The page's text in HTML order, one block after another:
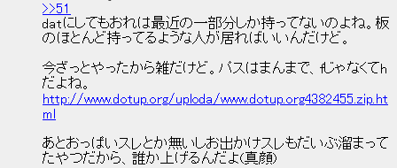
>>51
datにしてもおれは最近の一部分しか持ってないのよね。板
のほとんど持ってるような人が居ればいいんだけど。
今ざっとやったから雑だけど。パスはまんまで、fじゃなくてh
だよね。
http://www.dotup.org/uploda/www.dotup.org4382455.zip.ht
ml
あとおっぱいスレとか無いしお出かけスレもだいぶ溜まって
たやつだから、誰か上げるんだよ(真顔)